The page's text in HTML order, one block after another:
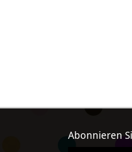
Abonnieren